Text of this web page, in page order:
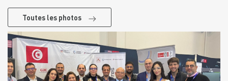
Toutes les photos